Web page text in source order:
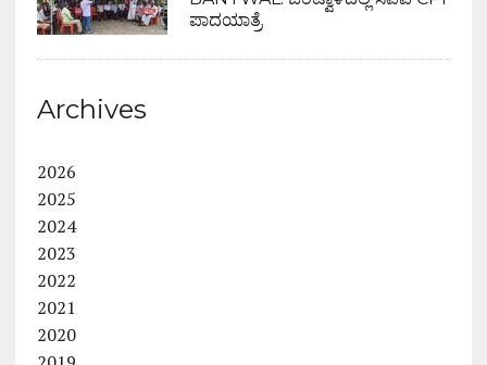
ಪಾದಯಾತ್ರೆ
Archives
2026
2025
2024
2023
2022
2021
2020